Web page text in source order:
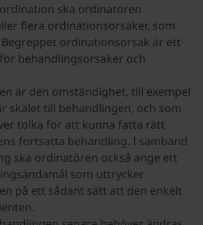
ska ordinatören
flera ordinationsorsaker, som
ordinationsorsak är ett
behandlingsorsaker och
är den omständighet, till exempel
skälet till behandlingen, och som
tolka för att kunna fatta rätt
fortsatta behandling. I samband
ska ordinatören också ange ett
som uttrycker
på ett sådant sätt att den enkelt